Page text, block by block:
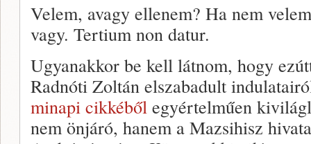
Velem, avagy ellenem? Ha nem
vagy. Tertium non datur.
Ugyanakkor be kell látnom, hogy
Radnóti Zoltán elszabadult
minapi cikkéből egyértelműen
nem önjáró, hanem a Mazsihisz